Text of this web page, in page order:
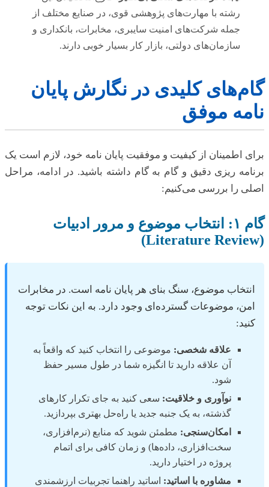
رشته با مهارت‌های پژوهشی قوی، در صنایع مختلف از
جمله شرکت‌های امنیت سایبری، مخابرات، بانکداری و
سازمان‌های دولتی، بازار کار بسیار خوبی دارند.
گام‌های کلیدی در نگارش پایان
نامه موفق
برای اطمینان از کیفیت و موفقیت پایان نامه خود، لازم است یک
برنامه ریزی دقیق و گام به گام داشته باشید. در ادامه، مراحل
اصلی را بررسی می‌کنیم:
گام ۱: انتخاب موضوع و مرور ادبیات
(Literature Review)
انتخاب موضوع، سنگ بنای هر پایان نامه است. در مخابرات
امن، موضوعات گسترده‌ای وجود دارد. به این نکات توجه
کنید:
علاقه شخصی: موضوعی را انتخاب کنید که واقعاً به
آن علاقه دارید تا انگیزه شما در طول مسیر حفظ
شود.
نوآوری و خلاقیت: سعی کنید به جای تکرار کارهای
گذشته، به یک جنبه جدید یا راه‌حل بهتری بپردازید.
امکان‌سنجی: مطمئن شوید که منابع (نرم‌افزاری،
سخت‌افزاری، داده‌ها) و زمان کافی برای اتمام
پروژه در اختیار دارید.
مشاوره با اساتید: اساتید راهنما تجربیات ارزشمندی